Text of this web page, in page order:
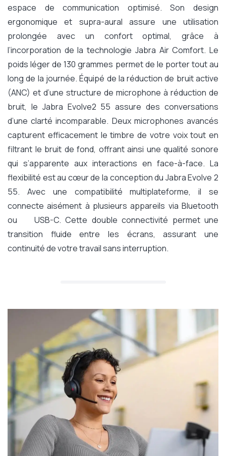
espace de communication optimisé. Son design
ergonomique et supra-aural assure une utilisation
prolongée avec un confort optimal, grâce à
l’incorporation de la technologie Jabra Air Comfort. Le
poids léger de 130 grammes permet de le porter tout au
long de la journée. Équipé de la réduction de bruit active
(ANC) et d’une structure de microphone à réduction de
bruit, le Jabra Evolve2 55 assure des conversations
d’une clarté incomparable. Deux microphones avancés
capturent efficacement le timbre de votre voix tout en
filtrant le bruit de fond, offrant ainsi une qualité sonore
qui s’apparente aux interactions en face-à-face. La
flexibilité est au cœur de la conception du Jabra Evolve 2
55. Avec une compatibilité multiplateforme, il se
connecte aisément à plusieurs appareils via Bluetooth
ou USB-C. Cette double connectivité permet une
transition fluide entre les écrans, assurant une
continuité de votre travail sans interruption.